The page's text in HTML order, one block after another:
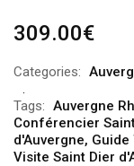
309.00€
Categories:
Tags: Auvergne
Conférencier
d'Auvergne, Guide
Visite Saint Dier